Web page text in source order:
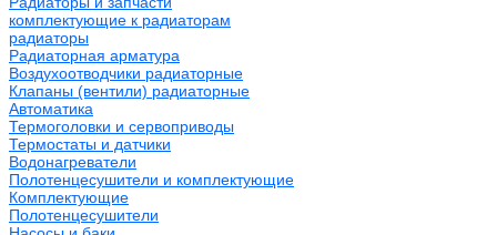
комплектующие к радиаторам
радиаторы
Радиаторная арматура
Воздухоотводчики радиаторные
Клапаны (вентили) радиаторные
Автоматика
Термоголовки и сервоприводы
Термостаты и датчики
Водонагреватели
Полотенцесушители и комплектующие
Комплектующие
Полотенцесушители